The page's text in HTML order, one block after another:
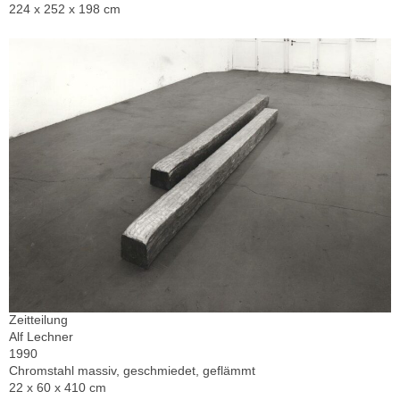
224 x 252 x 198 cm
Zeitteilung
Alf Lechner
1990
Chromstahl massiv, geschmiedet, geflämmt
22 x 60 x 410 cm